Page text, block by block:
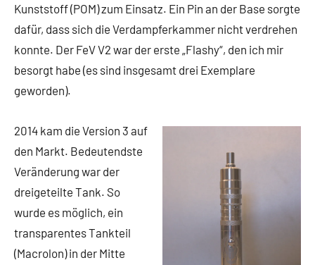
Kunststoff (POM) zum Einsatz. Ein Pin an der Base sorgte
dafür, dass sich die Verdampferkammer nicht verdrehen
konnte. Der FeV V2 war der erste „Flashy“, den ich mir
besorgt habe (es sind insgesamt drei Exemplare
geworden).
2014 kam die Version 3 auf
den Markt. Bedeutendste
Veränderung war der
dreigeteilte Tank. So
wurde es möglich, ein
transparentes Tankteil
(Macrolon) in der Mitte